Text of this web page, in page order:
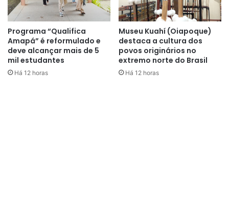
Programa “Qualifica
Amapá” é reformulado e
deve alcançar mais de 5
mil estudantes
Há 12 horas
Museu Kuahí (Oiapoque)
destaca a cultura dos
povos originários no
extremo norte do Brasil
Há 12 horas